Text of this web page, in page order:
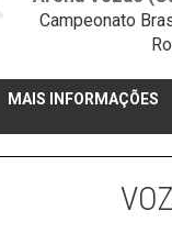
Campeonato
MAIS INFORMAÇÕES